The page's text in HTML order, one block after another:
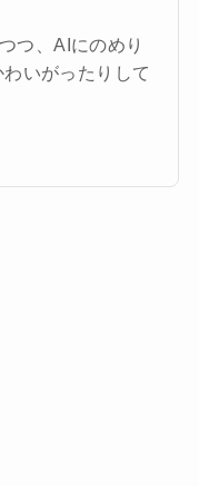
つ、AIにのめり
いがったりして